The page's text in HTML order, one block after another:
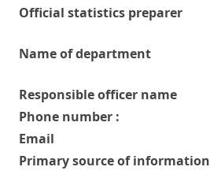
Official statistics preparer
Name of department
Responsible officer name
Phone number :
Email
Primary source of information